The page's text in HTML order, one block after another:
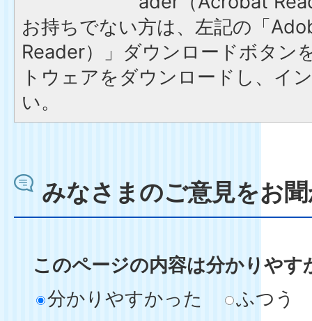
お持ちでない方は、左記の「
Reader）」ダウンロードボタン
トウェアをダウンロードし、イ
い。
みなさまのご意見をお
このページの内容は分かりやす
分かりやすかった
ふつう